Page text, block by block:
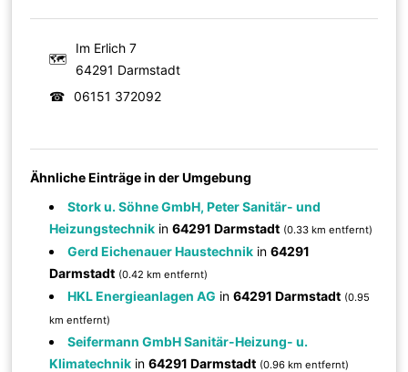
🗺
Im Erlich 7
64291 Darmstadt
☎
06151 372092
Ähnliche Einträge in der Umgebung
Stork u. Söhne GmbH, Peter Sanitär- und
Heizungstechnik in64291 Darmstadt (0.33 km entfernt)
Gerd Eichenauer Haustechnik in64291
Darmstadt (0.42 km entfernt)
HKL Energieanlagen AG in64291 Darmstadt (0.95
km entfernt)
Seifermann GmbH Sanitär-Heizung- u.
Klimatechnik in64291 Darmstadt (0.96 km entfernt)